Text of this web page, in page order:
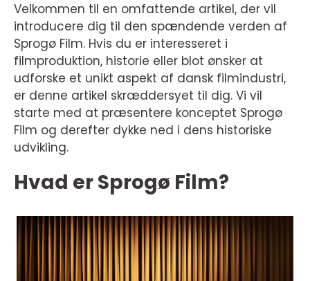
Velkommen til en omfattende artikel, der vil
introducere dig til den spændende verden af
Sprogø Film. Hvis du er interesseret i
filmproduktion, historie eller blot ønsker at
udforske et unikt aspekt af dansk filmindustri,
er denne artikel skræddersyet til dig. Vi vil
starte med at præsentere konceptet Sprogø
Film og derefter dykke ned i dens historiske
udvikling.
Hvad er Sprogø Film?